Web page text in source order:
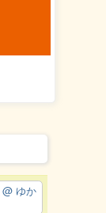
@ ゆか